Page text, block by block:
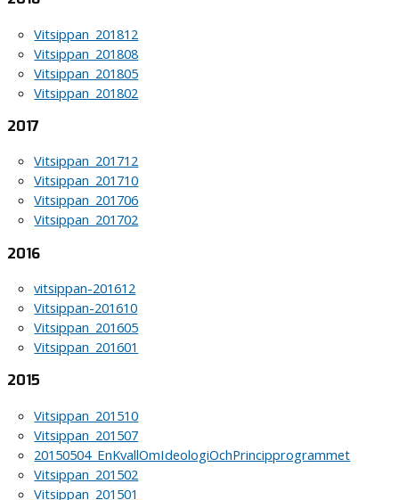
Vitsippan_201812
Vitsippan_201808
Vitsippan_201805
Vitsippan_201802
2017
Vitsippan_201712
Vitsippan_201710
Vitsippan_201706
Vitsippan_201702
2016
vitsippan-201612
Vitsippan-201610
Vitsippan_201605
Vitsippan_201601
2015
Vitsippan_201510
Vitsippan_201507
20150504_EnKvallOmIdeologiOchPrincipprogrammet
Vitsippan_201502
Vitsippan_201501